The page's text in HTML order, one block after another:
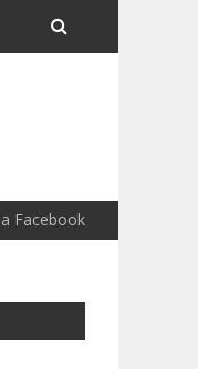
ПОЖАР ВО
Facebook